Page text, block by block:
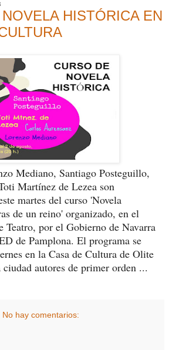
HISTÓRICA EN
Mediano, Santiago Posteguillo,
Martínez de Lezea son
martes del curso 'Novela
de un reino' organizado, en el
Teatro, por el Gobierno de Navarra
de Pamplona. El programa se
en la Casa de Cultura de Olite
autores de primer orden ...
No hay comentarios: